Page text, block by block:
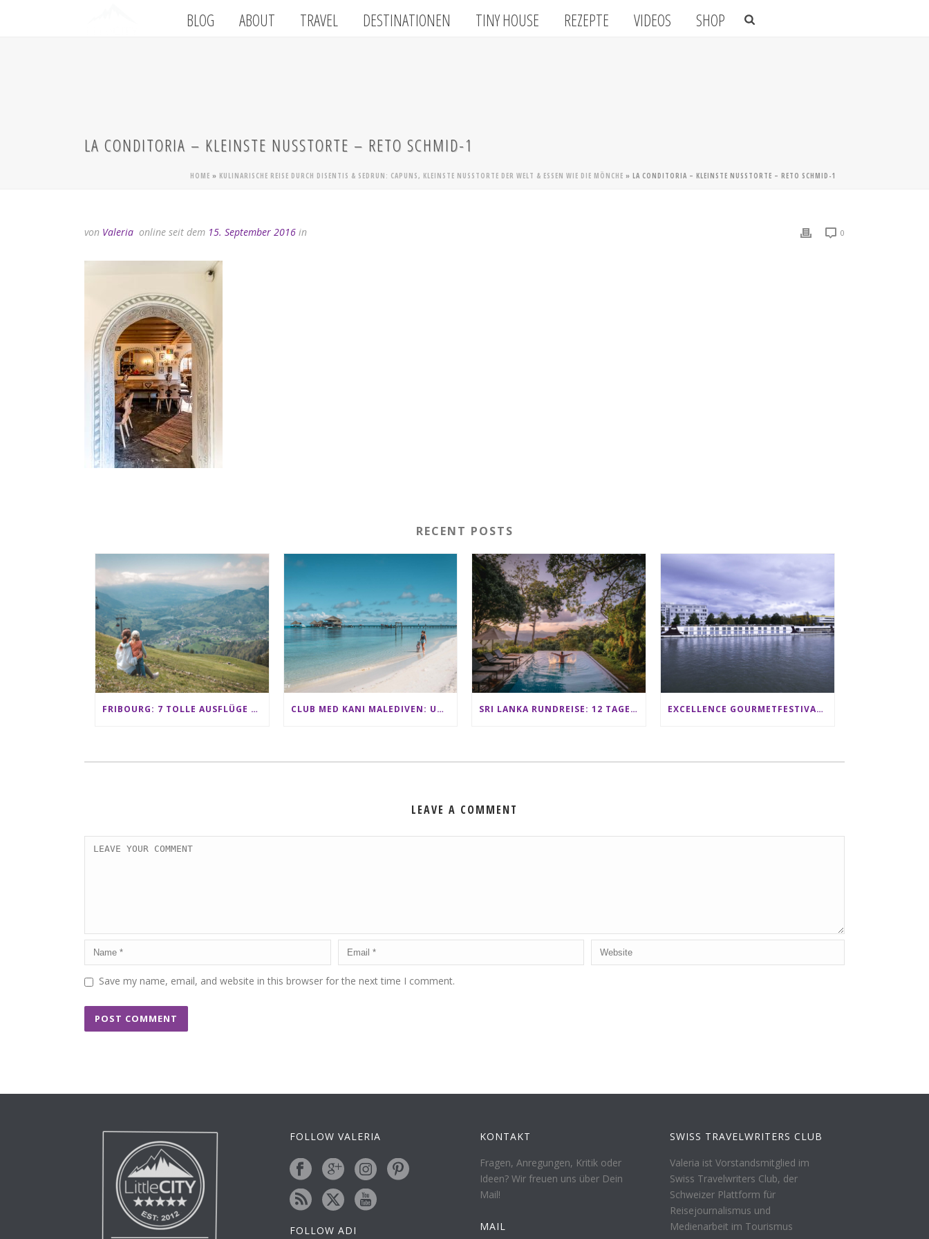
BLOG ABOUT TRAVEL DESTINATIONEN TINY HOUSE REZEPTE VIDEOS SHOP
LA CONDITORIA – KLEINSTE NUSSTORTE – RETO SCHMID-1
HOME » KULINARISCHE REISE DURCH DISENTIS & SEDRUN: CAPUNS, KLEINSTE NUSSTORTE DER WELT & ESSEN WIE DIE MÖNCHE » LA CONDITORIA – KLEINSTE NUSSTORTE – RETO SCHMID-1
von Valeria online seit dem 15. September 2016 in 0
RECENT POSTS
FRIBOURG: 7 TOLLE AUSFLÜGE FÜR FAMILIEN VON CHARMEY BIS LES PACCOTS CLUB MED KANI MALEDIVEN: UNSERE ERFAHRUNGEN IM ALL-INCLUSIVE PARADIES SRI LANKA RUNDREISE: 12 TAGE ZWISCHEN ELEFANTEN, TEEPLANTAGEN & STRAND ALS FAMILIE EXCELLENCE GOURMETFESTIVAL ´25: ZWEI STERNEKÖCHE ANTONIO GUIDA & DARIO MORESCO VERWÖHNEN IHRE GÄSTE AUF EINER LUXERIÖSEN SCHIFFSREISE
LEAVE A COMMENT
Save my name, email, and website in this browser for the next time I comment.
FOLLOW VALERIA
FOLLOW ADI
KONTAKT
Fragen, Anregungen, Kritik oder
Ideen? Wir freuen uns über Dein
Mail!
MAIL
SWISS TRAVELWRITERS CLUB
Valeria ist Vorstandsmitglied im
Swiss Travelwriters Club, der
Schweizer Plattform für
Reisejournalismus und
Medienarbeit im Tourismus